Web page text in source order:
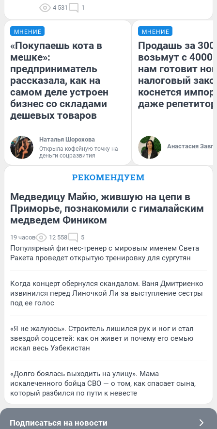
4 531 1
МНЕНИЕ
«Покупаешь кота в
мешке»:
предприниматель
рассказала, как на
самом деле устроен
бизнес со складами
дешевых товаров
Наталья Шорохова
Открыла кофейную точку на
деньги соцразвития
МНЕНИЕ
Продашь за
возьмут с
нам готовит
налоговый
коснется
даже
Анастасия
РЕКОМЕНДУЕМ
Медведицу Майю, жившую на цепи в
Приморье, познакомили с гималайским
медведем Фиником
19 часов 12 558 5
Популярный фитнес-тренер с мировым именем Света
Ракета проведет открытую тренировку для сургутян
Когда концерт обернулся скандалом. Ваня Дмитриенко
извинился перед Линочкой Ли за выступление сестры
под ее голос
«Я не жалуюсь». Строитель лишился рук и ног и стал
звездой соцсетей: как он живет и почему его семью
искал весь Узбекистан
«Долго боялась выходить на улицу». Мама
искалеченного бойца СВО — о том, как спасает сына,
который разбился по пути к невесте
Подписаться на новости